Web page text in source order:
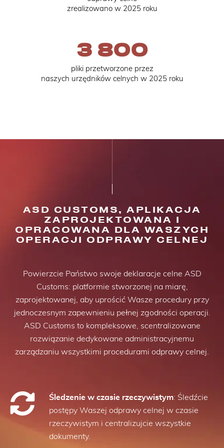
zrealizowano w 2025 roku
pliki przetworzone przez
naszych urzędników celnych w 2025 roku
3 800
ASD CUSTOMS, APLIKACJA
ZAPROJEKTOWANA I
OPRACOWANA DLA WASZYCH
OPERACJI ODPRAWY CELNEJ
Powierzcie Państwo swoje deklaracje celne ASD
Customs: platformie stworzonej na miarę,
zaprojektowanej, aby uprościć Wasze procedury przy
jednoczesnym zapewnieniu pełnej zgodności operacji.
ASD Customs to kompleksowe, scentralizowane
rozwiązanie dedykowane administracyjnemu
zarządzaniu wszystkimi procedurami odprawy celnej.
Śledzenie w czasie rzeczywistym: Śledźcie
postępy Waszej odprawy celnej w czasie
rzeczywistym i centralizujcie wszystkie
dokumenty.